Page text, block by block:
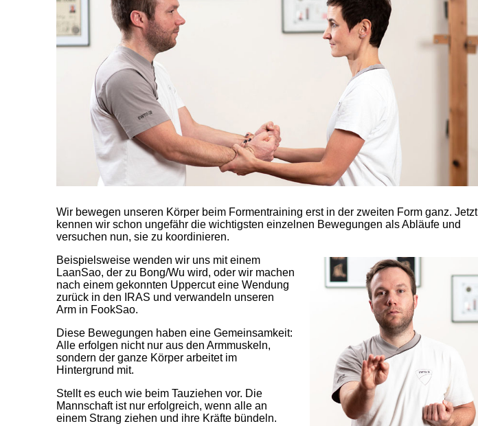
Wir bewegen unseren Körper beim Formentraining erst in der zweiten Form ganz. Jetzt
kennen wir schon ungefähr die wichtigsten einzelnen Bewegungen als Abläufe und
versuchen nun, sie zu koordinieren.
Beispielsweise wenden wir uns mit einem
LaanSao, der zu Bong/Wu wird, oder wir machen
nach einem gekonnten Uppercut eine Wendung
zurück in den IRAS und verwandeln unseren
Arm in FookSao.
Diese Bewegungen haben eine Gemeinsamkeit:
Alle erfolgen nicht nur aus den Armmuskeln,
sondern der ganze Körper arbeitet im
Hintergrund mit.
Stellt es euch wie beim Tauziehen vor. Die
Mannschaft ist nur erfolgreich, wenn alle an
einem Strang ziehen und ihre Kräfte bündeln.